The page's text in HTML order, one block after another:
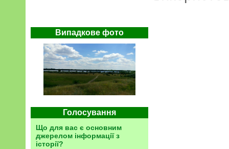
Випадкове фото
Голосування
Що для вас є основним
джерелом інформації з
історії?